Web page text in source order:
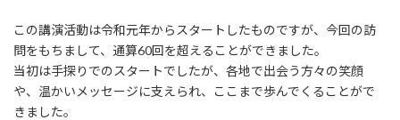
この講演活動は令和元年からスタートしたものですが、今回の訪
問をもちまして、通算60回を超えることができました。
当初は手探りでのスタートでしたが、各地で出会う方々の笑顔
や、温かいメッセージに支えられ、ここまで歩んでくることがで
きました。